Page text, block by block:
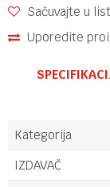
Sačuvajte u
Uporedite
Kategorija
IZDAVAČ